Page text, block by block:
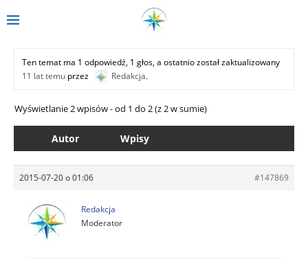
Ten temat ma 1 odpowiedź, 1 głos, a ostatnio został zaktualizowany
11 lat temu przez Redakcja.
Wyświetlanie 2 wpisów - od 1 do 2 (z 2 w sumie)
Autor Wpisy
2015-07-20 o 01:06 #147869
Redakcja
Moderator